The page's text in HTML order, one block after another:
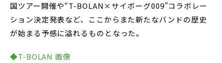
国ツアー開催や“T-BOLAN×サイボーグ009”コラボレー
ション決定発表など、ここからまた新たなバンドの歴史
が始まる予感に溢れるものとなった。
◆T-BOLAN 画像